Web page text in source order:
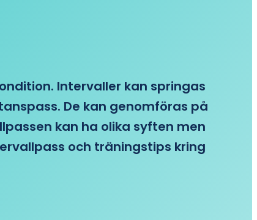
Intervaller kan springas
De kan genomföras på
kan ha olika syften men
och träningstips kring